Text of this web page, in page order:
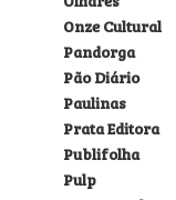
Onze Cultural
Pandorga
Pão Diário
Paulinas
Prata Editora
Publifolha
Pulp